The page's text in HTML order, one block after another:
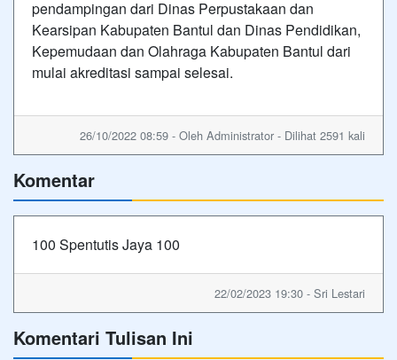
pendampingan dari Dinas Perpustakaan dan
Kearsipan Kabupaten Bantul dan Dinas Pendidikan,
Kepemudaan dan Olahraga Kabupaten Bantul dari
mulai akreditasi sampai selesai.
26/10/2022 08:59 - Oleh Administrator - Dilihat 2591 kali
Komentar
100 Spentutis Jaya 100
22/02/2023 19:30 - Sri Lestari
Komentari Tulisan Ini